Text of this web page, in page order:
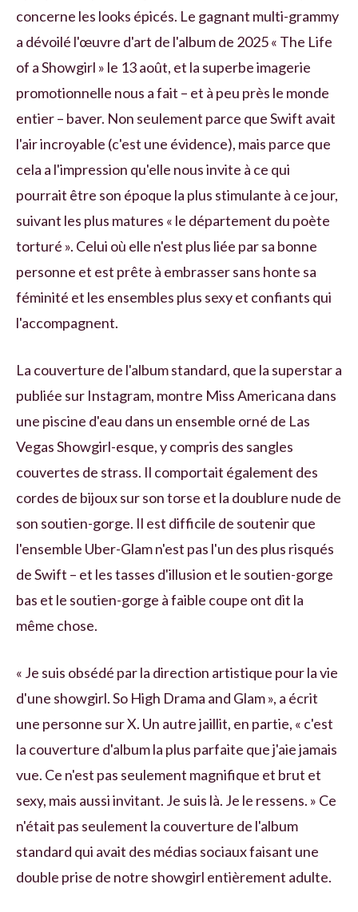
concerne les looks épicés. Le gagnant multi-grammy
a dévoilé l'œuvre d'art de l'album de 2025 « The Life
of a Showgirl » le 13 août, et la superbe imagerie
promotionnelle nous a fait – et à peu près le monde
entier – baver. Non seulement parce que Swift avait
l'air incroyable (c'est une évidence), mais parce que
cela a l'impression qu'elle nous invite à ce qui
pourrait être son époque la plus stimulante à ce jour,
suivant les plus matures « le département du poète
torturé ». Celui où elle n'est plus liée par sa bonne
personne et est prête à embrasser sans honte sa
féminité et les ensembles plus sexy et confiants qui
l'accompagnent.
La couverture de l'album standard, que la superstar a
publiée sur Instagram, montre Miss Americana dans
une piscine d'eau dans un ensemble orné de Las
Vegas Showgirl-esque, y compris des sangles
couvertes de strass. Il comportait également des
cordes de bijoux sur son torse et la doublure nude de
son soutien-gorge. Il est difficile de soutenir que
l'ensemble Uber-Glam n'est pas l'un des plus risqués
de Swift – et les tasses d'illusion et le soutien-gorge
bas et le soutien-gorge à faible coupe ont dit la
même chose.
« Je suis obsédé par la direction artistique pour la vie
d'une showgirl. So High Drama and Glam », a écrit
une personne sur X. Un autre jaillit, en partie, « c'est
la couverture d'album la plus parfaite que j'aie jamais
vue. Ce n'est pas seulement magnifique et brut et
sexy, mais aussi invitant. Je suis là. Je le ressens. » Ce
n'était pas seulement la couverture de l'album
standard qui avait des médias sociaux faisant une
double prise de notre showgirl entièrement adulte.